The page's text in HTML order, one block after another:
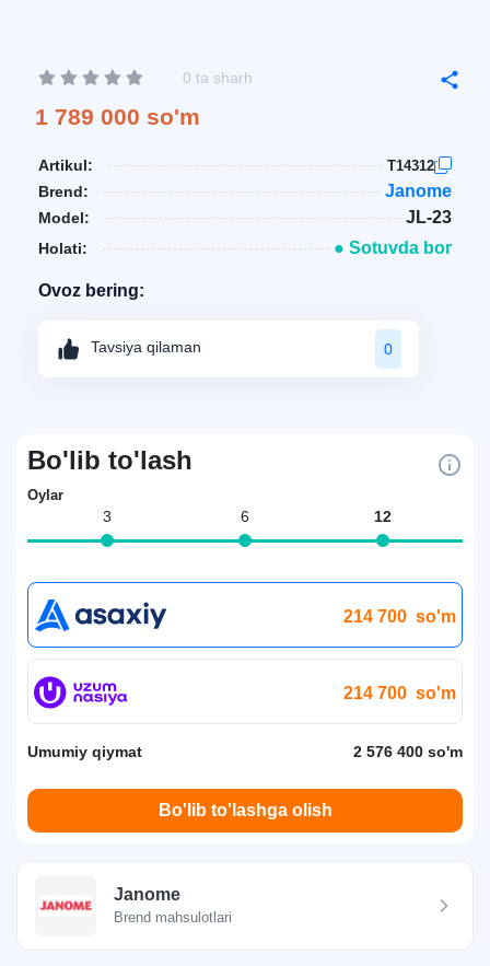
0 ta sharh
1 789 000 so'm
Artikul: T14312
Brend: Janome
Model: JL-23
Holati: ● Sotuvda bor
Ovoz bering:
Tavsiya qilaman 0
Bo'lib to'lash
Oylar
3 6 12
214 700 so'm
214 700 so'm
Umumiy qiymat 2 576 400 so'm
Bo'lib to'lashga olish
Janome
Brend mahsulotlari